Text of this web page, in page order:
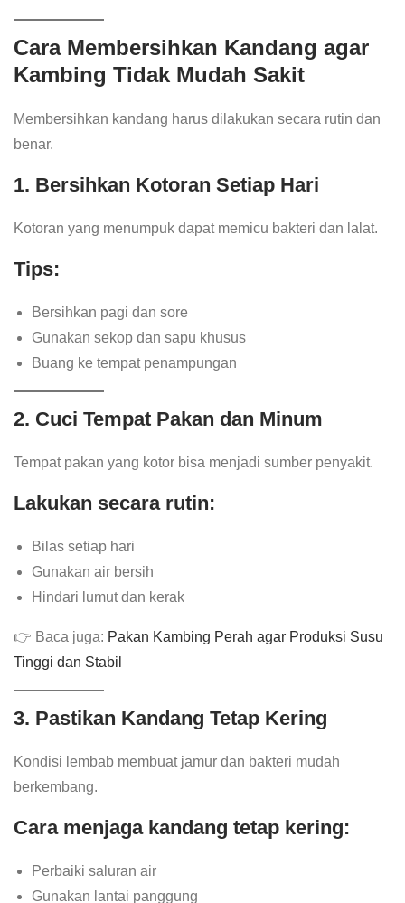
Cara Membersihkan Kandang agar
Kambing Tidak Mudah Sakit
Membersihkan kandang harus dilakukan secara rutin dan
benar.
1. Bersihkan Kotoran Setiap Hari
Kotoran yang menumpuk dapat memicu bakteri dan lalat.
Tips:
Bersihkan pagi dan sore
Gunakan sekop dan sapu khusus
Buang ke tempat penampungan
2. Cuci Tempat Pakan dan Minum
Tempat pakan yang kotor bisa menjadi sumber penyakit.
Lakukan secara rutin:
Bilas setiap hari
Gunakan air bersih
Hindari lumut dan kerak
👉 Baca juga: Pakan Kambing Perah agar Produksi Susu
Tinggi dan Stabil
3. Pastikan Kandang Tetap Kering
Kondisi lembab membuat jamur dan bakteri mudah
berkembang.
Cara menjaga kandang tetap kering:
Perbaiki saluran air
Gunakan lantai panggung